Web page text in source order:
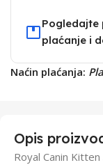
Pogledajte
plaćanje i
Naćin plaćanja:
Opis
Royal Canin